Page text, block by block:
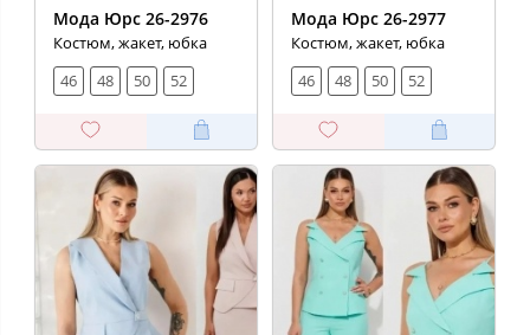
Мода Юрс 26-2976
Костюм, жакет, юбка
46
48 50 52
Мода Юрс 26-2977
Костюм, жакет, юбка
46
48 50 52